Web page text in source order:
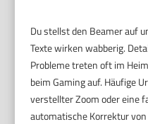
Du stellst den Beamer auf
Texte wirken wabberig.
Probleme treten oft im
beim Gaming auf. Häufige
verstellter Zoom oder eine
automatische Korrektur